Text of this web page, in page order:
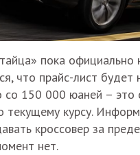
пока официально
что прайс-лист будет
со 150 000 юаней –
текущему курсу.
кроссовер за
нет.